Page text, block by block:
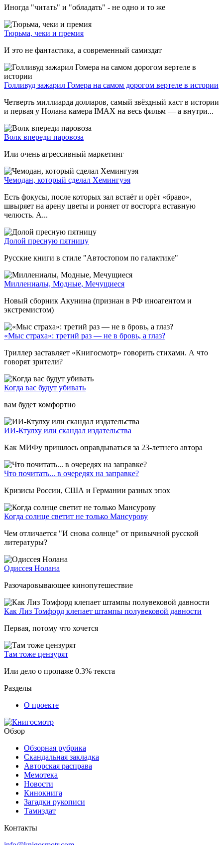
Иногда "читать" и "обладать" - не одно и то же
Тюрьма, чеки и премия
И это не фантастика, а современный самиздат
Голливуд зажарил Гомера на самом дорогом вертеле в истории
Четверть миллиарда долларов, самый звёздный каст в истории
и первая у Нолана камера IMAX на весь фильм — а внутри...
Волк впереди паровоза
Или очень агрессивный маркетинг
Чемодан, который сделал Хемингуэя
Есть фокусы, после которых зал встаёт и орёт «браво»,
швыряет на арену цветы и роняет от восторга вставную
челюсть. А...
Долой пресную пятницу
Русские книги в стиле "Автостопом по галактике"
Миллениалы, Модные, Мечущиеся
Новый сборник Акунина (признан в РФ иноагентом и
экстремистом)
«Мыс страха»: третий раз — не в бровь, а глаз?
Триллер заставляет «Книгосмотр» говорить стихами. А что
говорят зрители?
Когда вас будут убивать
вам будет комфортно
ИИ-Ктулху или скандал издательства
Как МИФу пришлось оправдываться за 23-летнего автора
Что почитать... в очередях на заправке?
Кризисы России, США и Германии разных эпох
Когда солнце светит не только Мансурову
Чем отличается "И снова солнце" от привычной русской
литературы?
Одиссея Нолана
Разочаровывающее кинопутешествие
Как Лиз Томфорд клепает штампы полувековой давности
Первая, потому что хочется
Там тоже цензурят
Или дело о пропаже 0.3% текста
Разделы
О проекте
Обзор
Обзорная рубрика
Скандальная закладка
Авторская расправа
Мемотека
Новости
Кинокнига
Загадки рукописи
Тамиздат
Контакты